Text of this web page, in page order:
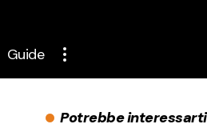
Guide
Potrebbe